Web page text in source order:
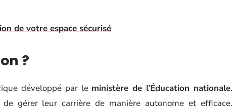
de votre espace sécurisé
?
développé par le ministère de l’Éducation nationale.
gérer leur carrière de manière autonome et efficace.